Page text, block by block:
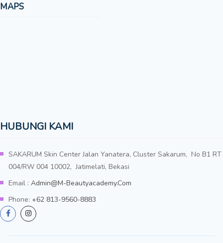
MAPS
HUBUNGI KAMI
SAKARUM Skin Center Jalan Yanatera, Cluster Sakarum, No B1 RT
004/RW 004 10002, Jatimelati, Bekasi
Email : Admin@m-Beautyacademy.com
Phone: +62 813-9560-8883